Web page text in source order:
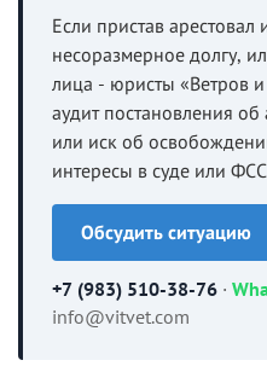
Если пристав арестовал
несоразмерное долгу,
лица - юристы «Ветров
аудит постановления об
или иск об
интересы в суде или
Обсудить ситуацию
+7 (983) 510-38-76 ·
info@vitvet.com